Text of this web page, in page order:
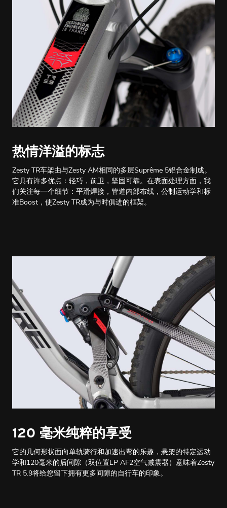
热情洋溢的标志
Zesty TR车架由与Zesty AM相同的多层Suprême 5铝合金制成。
它具有许多优点：轻巧，前卫，坚固可靠。在表面处理方面，我
们关注每一个细节：平滑焊接，管道内部布线，公制运动学和标
准Boost，使Zesty TR成为与时俱进的框架。
120 毫米纯粹的享受
它的几何形状面向单轨骑行和加速出弯的乐趣，悬架的特定运动
学和120毫米的后间隙（双位置LP AF2空气减震器）意味着Zesty
TR 5.9将给您留下拥有更多间隙的自行车的印象。